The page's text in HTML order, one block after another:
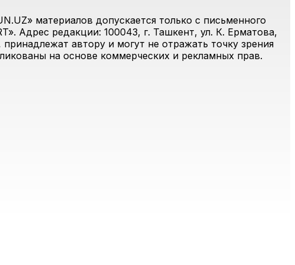
материалов допускается только с письменного
Адрес редакции: 100043, г. Ташкент, ул. К. Ерматова,
автору и могут не отражать точку зрения
на основе коммерческих и рекламных прав.